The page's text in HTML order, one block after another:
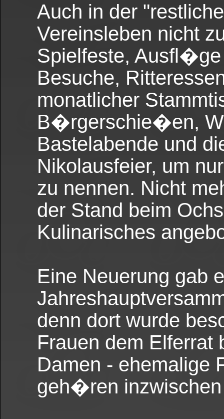
Auch in der
Vereinsleben nicht
Spielfeste,
Besuche,
monatlicher
B�rgerschie�en,
Bastelabende und
Nikolausfeier, um
zu nennen. Nicht
der Stand beim
Kulinarisches
Eine Neuerung gab
denn dort wurde
Frauen dem
Damen - ehemalige
geh�ren